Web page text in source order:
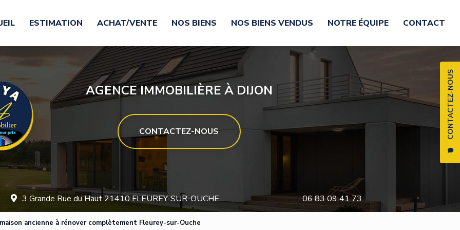
CONTACTEZ-NOUS
ESTIMATION ACHAT/VENTE NOS BIENS NOS BIENS VENDUS NOTRE ÉQUIPE CONTACT
AGENCE IMMOBILIÈRE À DIJON
CONTACTEZ-NOUS
3 Grande Rue du Haut 21410 FLEUREY-SUR-OUCHE 06 83 09 41 73
ancienne à rénover complètement Fleurey-sur-Ouche